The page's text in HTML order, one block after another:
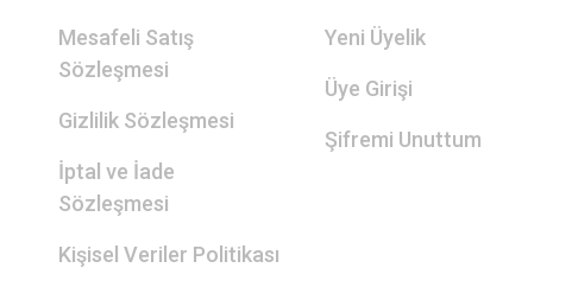
Mesafeli Satış
Sözleşmesi
Gizlilik Sözleşmesi
İptal ve İade
Sözleşmesi
Kişisel Veriler Politikası
Yeni Üyelik
Üye Girişi
Şifremi Unuttum